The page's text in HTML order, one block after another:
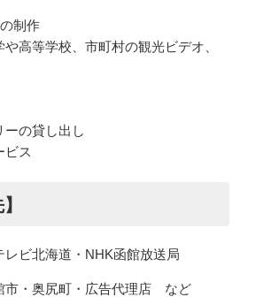
制作
や高等学校、市町村の観光ビデオ、
ーの貸し出し
ビス
ビ北海道・NHK函館放送局
市・奥尻町・広告代理店 など